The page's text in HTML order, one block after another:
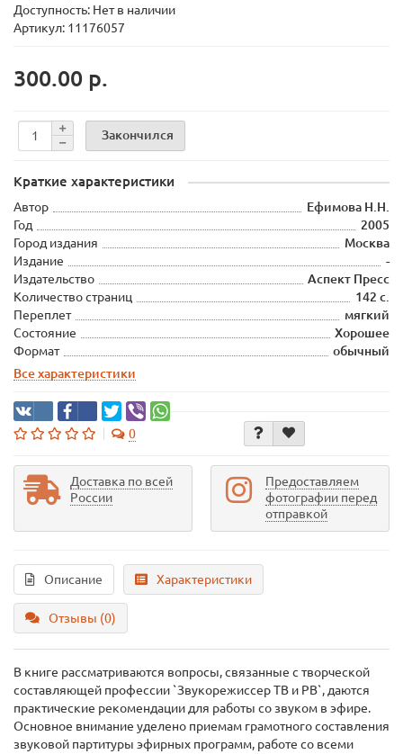
Доступность: Нет в наличии
Артикул: 11176057
300.00 р.
Закончился
Краткие характеристики
Автор
Ефимова Н.Н.
Год
2005
Город издания
Москва
Издание
-
Издательство
Аспект Пресс
Количество страниц
142 с.
Переплет
мягкий
Состояние
Хорошее
Формат
обычный
Все характеристики
0
Доставка по всей
России
Предоставляем
фотографии перед
отправкой
Описание Характеристики
Отзывы (0)
В книге рассматриваются вопросы, связанные с творческой
составляющей профессии `Звукорежиссер ТВ и РВ`, даются
практические рекомендации для работы со звуком в эфире.
Основное внимание уделено приемам грамотного составления
звуковой партитуры эфирных программ, работе со всеми